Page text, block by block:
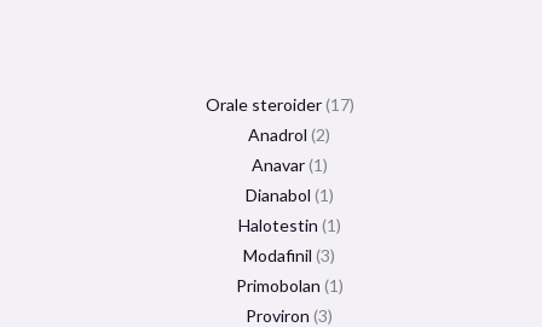
Orale steroider 17
Anadrol 2
Anavar 1
Dianabol 1
Halotestin 1
Modafinil 3
Primobolan 1
Proviron 3